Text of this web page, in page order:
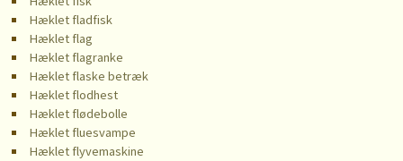
Hæklet fladfisk
Hæklet flag
Hæklet flagranke
Hæklet flaske betræk
Hæklet flodhest
Hæklet flødebolle
Hæklet fluesvampe
Hæklet flyvemaskine